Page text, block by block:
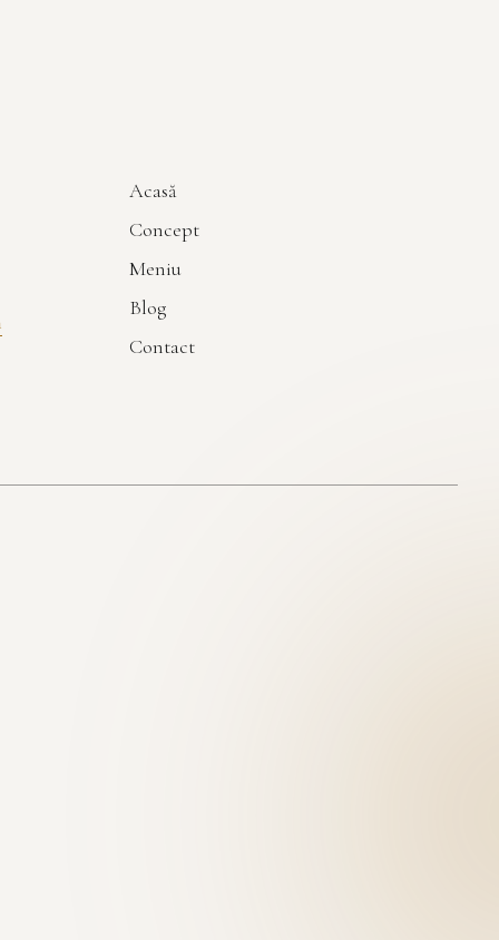
Acasă
Concept
Meniu
Blog
Contact